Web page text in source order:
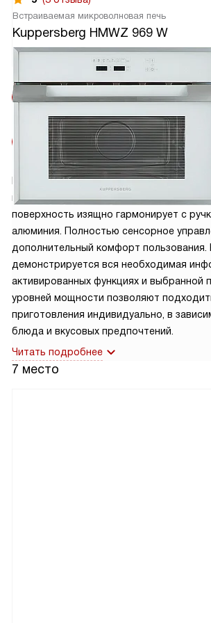
Встраиваемая микроволновая печь
Kuppersberg HMWZ 969 W
132 000руб.
Бесплатная
доставка
Бесплатная
установка
2
Модель Kuppersberg HMWZ 969 W —
многофункциональная микроволновая
поверхность изящно гармонирует с
алюминия. Полностью сенсорное
дополнительный комфорт пользования.
демонстрируется вся необходимая
активированных функциях и выбранной
уровней мощности позволяют
приготовления индивидуально, в
блюда и вкусовых предпочтений.
Читать подробнее
7 место